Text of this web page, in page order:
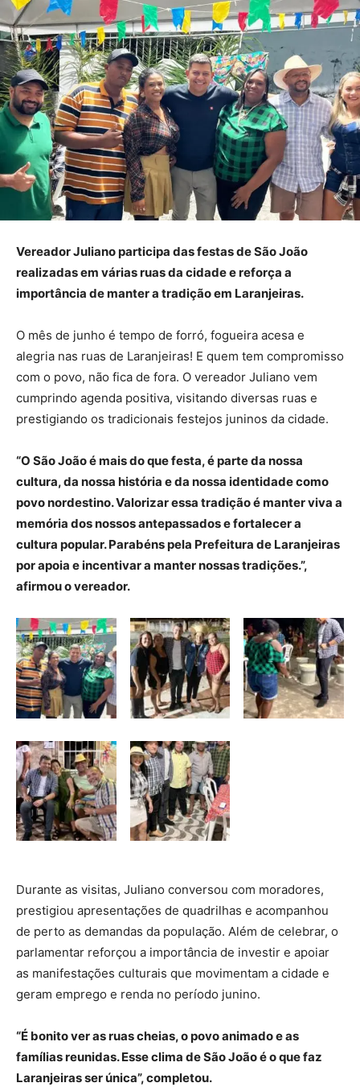
Vereador Juliano participa das festas de São João
realizadas em várias ruas da cidade e reforça a
importância de manter a tradição em Laranjeiras.
O mês de junho é tempo de forró, fogueira acesa e
alegria nas ruas de Laranjeiras! E quem tem compromisso
com o povo, não fica de fora. O vereador Juliano vem
cumprindo agenda positiva, visitando diversas ruas e
prestigiando os tradicionais festejos juninos da cidade.
“O São João é mais do que festa, é parte da nossa
cultura, da nossa história e da nossa identidade como
povo nordestino. Valorizar essa tradição é manter viva a
memória dos nossos antepassados e fortalecer a
cultura popular. Parabéns pela Prefeitura de Laranjeiras
por apoia e incentivar a manter nossas tradições.”,
afirmou o vereador.
Durante as visitas, Juliano conversou com moradores,
prestigiou apresentações de quadrilhas e acompanhou
de perto as demandas da população. Além de celebrar, o
parlamentar reforçou a importância de investir e apoiar
as manifestações culturais que movimentam a cidade e
geram emprego e renda no período junino.
“É bonito ver as ruas cheias, o povo animado e as
famílias reunidas. Esse clima de São João é o que faz
Laranjeiras ser única”, completou.